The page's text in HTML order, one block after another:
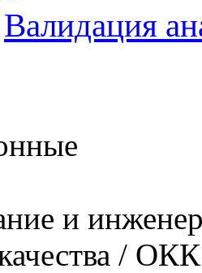
Валидация
и
/ ОКК